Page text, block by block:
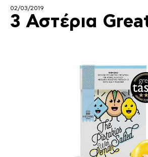
02/03/2019
3 Αστέρια